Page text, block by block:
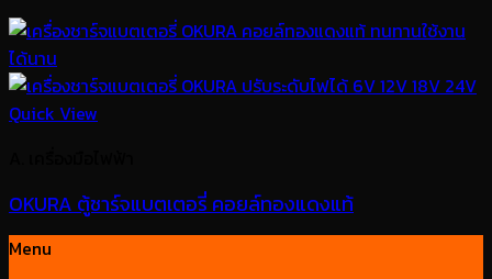
Quick View
OKURA ตู้ชาร์จแบตเตอรี่ คอยล์ทองแดงแท้
Menu